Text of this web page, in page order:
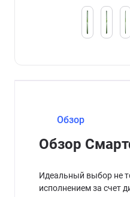
Обзор
Обзор
Идеальный выбор не
исполнением за счет